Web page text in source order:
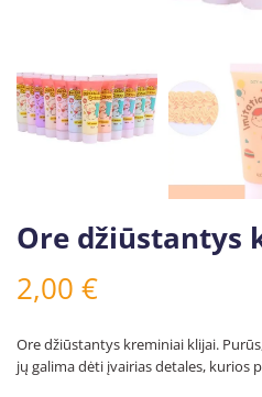
Ore džiūstantys
2,00 €
Ore džiūstantys kreminiai klijai.
jų galima dėti įvairias detales, kurios